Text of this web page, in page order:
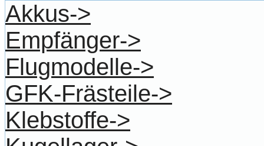
Akkus->
Empfänger->
Flugmodelle->
GFK-Frästeile->
Klebstoffe->